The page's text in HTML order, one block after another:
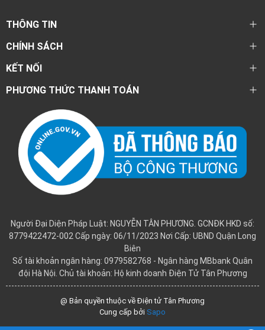
THÔNG TIN
CHÍNH SÁCH
KẾT NỐI
PHƯƠNG THỨC THANH TOÁN
Người Đại Diện Pháp Luật: NGUYỄN TÂN PHƯƠNG. GCNĐK HKD số:
8779422472-002 Cấp ngày: 06/11/2023 Nơi Cấp: UBND Quận Long
Biên
Số tài khoản ngân hàng: 0979582768 - Ngân hàng MBbank Quân
đội Hà Nội. Chủ tài khoản: Hộ kinh doanh Điện Tử Tân Phương
@ Bản quyền thuộc về Điện tử Tân Phương
Cung cấp bởi Sapo